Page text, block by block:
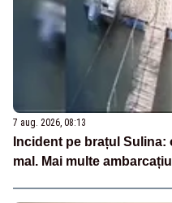
7 aug. 2026, 08:13
Incident pe brațul Sulina:
mal. Mai multe